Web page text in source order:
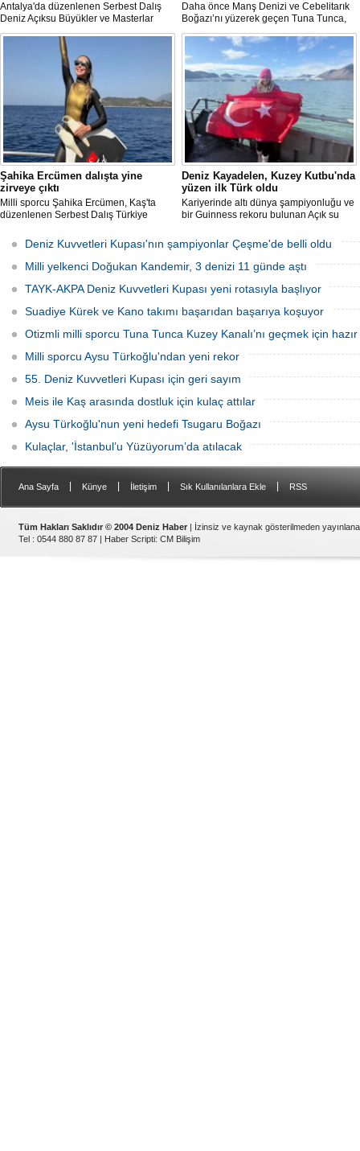
Antalya'da düzenlenen Serbest Dalış
Deniz Açıksu Büyükler ve Masterlar
Bireysel Türkiye Şampiyonası'nda milli
sporcu ve serbest dalış dünya
rekortmeni Şahika Ercümen, 2 altın
madalya kazandı.
Daha önce Manş Denizi ve Cebelitarık
Boğazı’nı yüzerek geçen Tuna Tunca,
bu müthiş başarılarına bir yenisini daha
ekledi. Tuna Tunca bu kez 16 saat
yüzerek Kuzey Kanalı’nı geçti.
Şahika Ercümen dalışta yine
zirveye çıktı
Milli sporcu Şahika Ercümen, Kaş'ta
düzenlenen Serbest Dalış Türkiye
kategorisinde 68 metre dalış yaparak
şampiyon oldu.
Deniz Kayadelen, Kuzey Kutbu'nda
yüzen ilk Türk oldu
Kariyerinde altı dünya şampiyonluğu ve
bir Guinness rekoru bulunan Açık su
sıcaklıktaki Arktik sularda 1200 metre
yüzerek Kuzey Kutbu'nda yüzen ilk Türk
oldu.
Deniz Kuvvetleri Kupası'nın şampiyonlar Çeşme'de belli oldu
Milli yelkenci Doğukan Kandemir, 3 denizi 11 günde aştı
TAYK-AKPA Deniz Kuvvetleri Kupası yeni rotasıyla başlıyor
Suadiye Kürek ve Kano takımı başarıdan başarıya koşuyor
Otizmli milli sporcu Tuna Tunca Kuzey Kanalı’nı geçmek için hazır
Milli sporcu Aysu Türkoğlu'ndan yeni rekor
55. Deniz Kuvvetleri Kupası için geri sayım
Meis ile Kaş arasında dostluk için kulaç attılar
Aysu Türkoğlu'nun yeni hedefi Tsugaru Boğazı
Kulaçlar, 'İstanbul’u Yüzüyorum’da atılacak
Ana Sayfa Künye İletişim Sık Kullanılanlara Ekle RSS
Tüm Hakları Saklıdır © 2004 Deniz Haber | İzinsiz ve kaynak gösterilmeden
Tel : 0544 880 87 87 | Haber Scripti: CM Bilişim